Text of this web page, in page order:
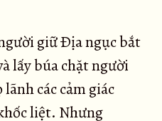
giữ Ðịa ngục bắt
lấy búa chặt người
các cảm giác
liệt. Nhưng